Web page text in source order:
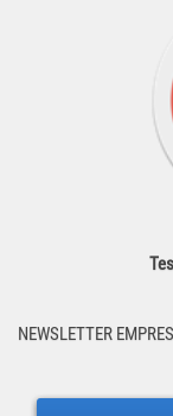
NEWSLETTER